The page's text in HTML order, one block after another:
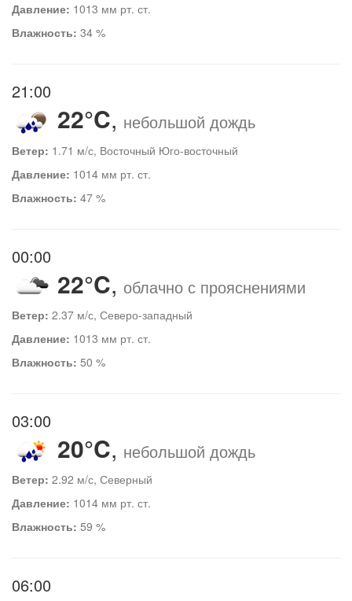
Давление: 1013 мм рт. ст.
Влажность: 34 %
21:00
22°C, небольшой дождь
Ветер: 1.71 м/с, Восточный Юго-восточный
Давление: 1014 мм рт. ст.
Влажность: 47 %
00:00
22°C, облачно с прояснениями
Ветер: 2.37 м/с, Северо-западный
Давление: 1013 мм рт. ст.
Влажность: 50 %
03:00
20°C, небольшой дождь
Ветер: 2.92 м/с, Северный
Давление: 1014 мм рт. ст.
Влажность: 59 %
06:00